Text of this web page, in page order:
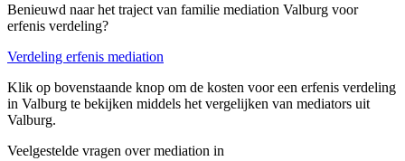
Benieuwd naar het traject van familie mediation Valburg voor
erfenis verdeling?
Verdeling erfenis mediation
Klik op bovenstaande knop om de kosten voor een erfenis verdeling
in Valburg te bekijken middels het vergelijken van mediators uit
Valburg.
Veelgestelde vragen over mediation in